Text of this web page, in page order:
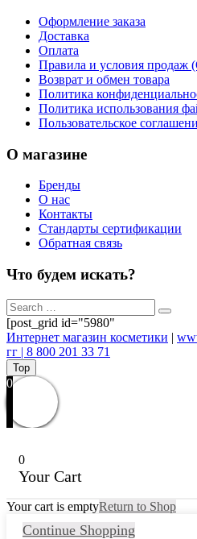
Оформление заказа
Доставка
Оплата
Правила и условия продаж
Возврат и обмен товара
Политика
Политика использования
Пользовательское
О магазине
Бренды
О нас
Контакты
Стандарты сертификации
Обратная связь
Что будем искать?
[post_grid id="5980"
Интернет магазин косметики |
гг | 8 800 201 33 71
Top
0
0
Your Cart
Your cart is emptyReturn to Shop
Continue Shopping